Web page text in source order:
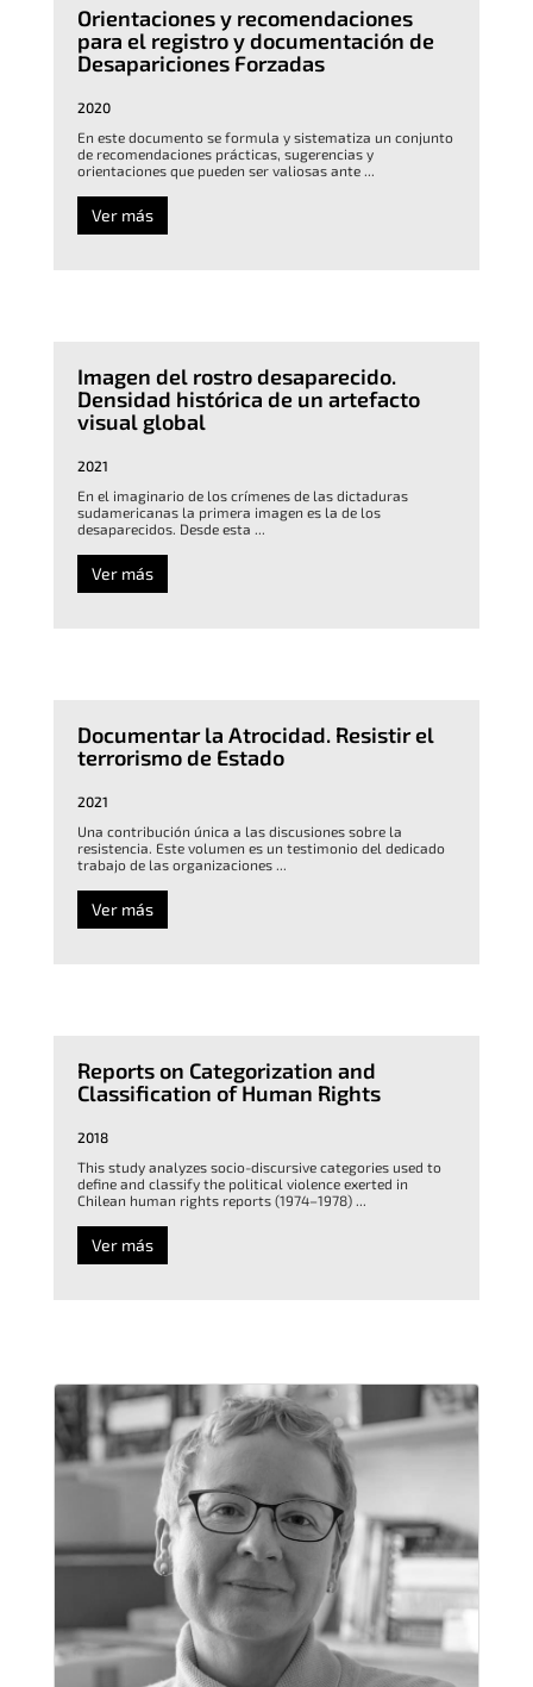
Orientaciones y recomendaciones
para el registro y documentación de
Desapariciones Forzadas
2020
En este documento se formula y sistematiza un conjunto
de recomendaciones prácticas, sugerencias y
orientaciones que pueden ser valiosas ante ...
Ver más
Imagen del rostro desaparecido.
Densidad histórica de un artefacto
visual global
2021
En el imaginario de los crímenes de las dictaduras
sudamericanas la primera imagen es la de los
desaparecidos. Desde esta ...
Ver más
Documentar la Atrocidad. Resistir el
terrorismo de Estado
2021
Una contribución única a las discusiones sobre la
resistencia. Este volumen es un testimonio del dedicado
trabajo de las organizaciones ...
Ver más
Reports on Categorization and
Classification of Human Rights
2018
This study analyzes socio-discursive categories used to
define and classify the political violence exerted in
Chilean human rights reports (1974–1978) ...
Ver más